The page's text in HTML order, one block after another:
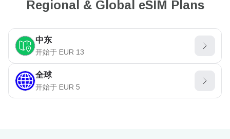
Regional & Global eSIM Plans
中东
开始于 EUR 13
全球
开始于 EUR 5